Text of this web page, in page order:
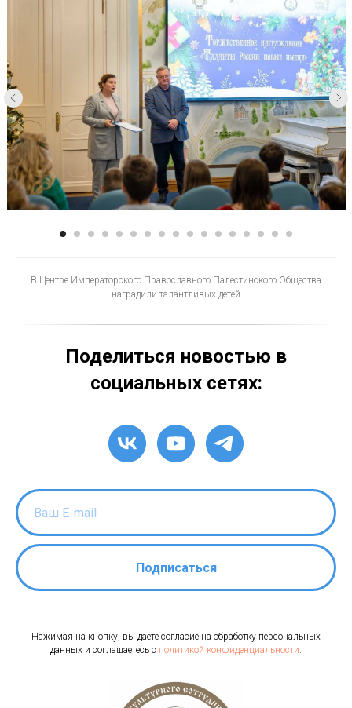
В Центре Императорского Православного Палестинского Общества
наградили талантливых детей
Поделиться новостью в
социальных сетях:
Подписаться
Нажимая на кнопку, вы даете согласие на обработку персональных
данных и соглашаетесь c политикой конфиденциальности.